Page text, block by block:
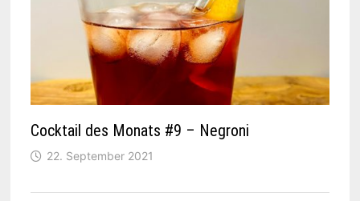
Cocktail des Monats #9 – Negroni
22. September 2021